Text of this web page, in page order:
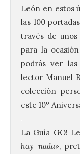
León en estos
las 100
través de unos
para la
podrás ver
lector Manuel
colección
este 10º
La Guía GO!
hay nada»,